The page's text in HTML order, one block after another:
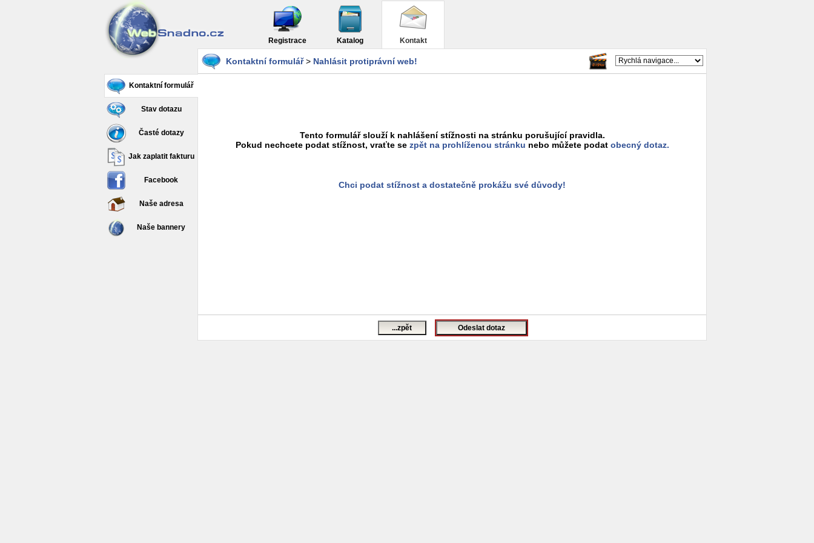
Registrace Katalog Kontakt
Kontaktní formulář
Stav dotazu
Časté dotazy
Jak zaplatit fakturu
Facebook
Naše adresa
Naše bannery
Kontaktní formulář> Nahlásit protiprávní web!
Tento formulář slouží k nahlášení stížnosti na stránku porušující pravidla.
Pokud nechcete podat stížnost, vraťte se zpět na prohlíženou stránku nebo můžete podat obecný dotaz.
Chci podat stížnost a dostatečně prokážu své důvody!